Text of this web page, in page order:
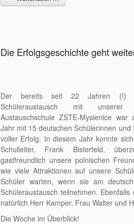
Die Erfolgsgeschichte geht
Der bereits seit 22 Jahren (!)
Schüleraustausch mit unserer
Austauschschule ZSTE-Myslenice war
Jahr mit 15 deutschen Schülerinnen und
voller Erfolg. In diesem Jahr konnte
Schulleiter, Frank Bisterfeld,
gastfreundlich unsere polnischen
wie viele Attraktionen auf unsere
Schüler warten, wenn sie am
Schüleraustausch teilnehmen. Ebenfalls
natürlich Herr Kamper, Frau Walter und
Die Woche im Überblick!